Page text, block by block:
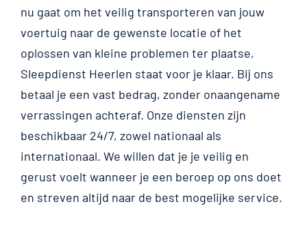
nu gaat om het veilig transporteren van jouw
voertuig naar de gewenste locatie of het
oplossen van kleine problemen ter plaatse,
Sleepdienst Heerlen staat voor je klaar. Bij ons
betaal je een vast bedrag, zonder onaangename
verrassingen achteraf. Onze diensten zijn
beschikbaar 24/7, zowel nationaal als
internationaal. We willen dat je je veilig en
gerust voelt wanneer je een beroep op ons doet
en streven altijd naar de best mogelijke service.